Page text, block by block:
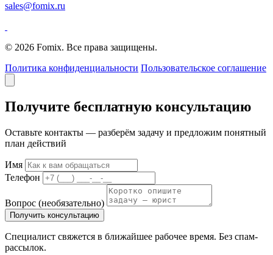
sales@fomix.ru
© 2026 Fomix. Все права защищены.
Политика конфиденциальности Пользовательское соглашение
Получите бесплатную консультацию
Оставьте контакты — разберём задачу и предложим понятный
план действий
Имя
Телефон
Вопрос (необязательно)
Получить консультацию
Специалист свяжется в ближайшее рабочее время. Без спам-
рассылок.